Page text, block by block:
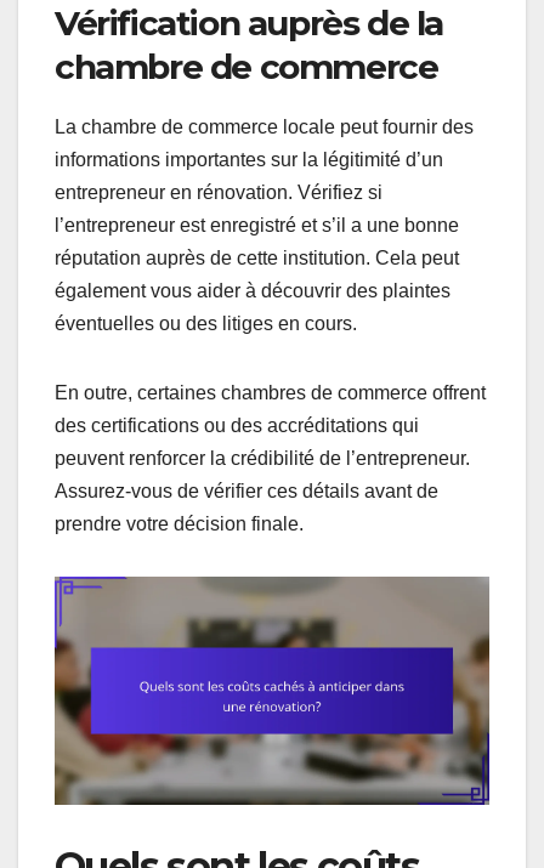
Vérification auprès de la
chambre de commerce
La chambre de commerce locale peut fournir des
informations importantes sur la légitimité d’un
entrepreneur en rénovation. Vérifiez si
l’entrepreneur est enregistré et s’il a une bonne
réputation auprès de cette institution. Cela peut
également vous aider à découvrir des plaintes
éventuelles ou des litiges en cours.
En outre, certaines chambres de commerce offrent
des certifications ou des accréditations qui
peuvent renforcer la crédibilité de l’entrepreneur.
Assurez-vous de vérifier ces détails avant de
prendre votre décision finale.